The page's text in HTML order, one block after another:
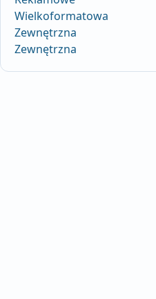
Wielkoformatowa
Zewnętrzna
Zewnętrzna